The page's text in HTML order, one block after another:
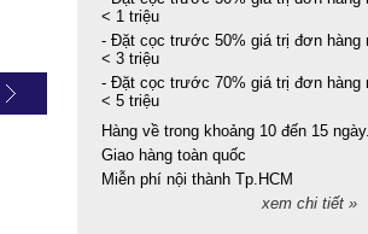
< 1 triệu
- Đặt cọc trước 50% giá trị đơn hàng
< 3 triệu
- Đặt cọc trước 70% giá trị đơn hàng
< 5 triệu
Hàng về trong khoảng 10 đến 15 ngày.
Giao hàng toàn quốc
Miễn phí nội thành Tp.HCM
xem chi tiết »